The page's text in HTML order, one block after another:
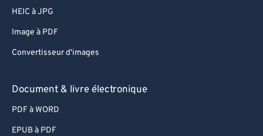
HEIC à JPG
Image à PDF
Convertisseur d'images
Document & livre électronique
PDF à WORD
EPUB à PDF